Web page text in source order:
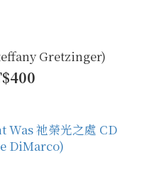
Gretzinger)